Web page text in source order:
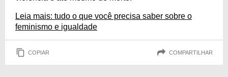
Leia mais: tudo o que você precisa saber sobre o
feminismo e igualdade
COPIAR COMPARTILHAR